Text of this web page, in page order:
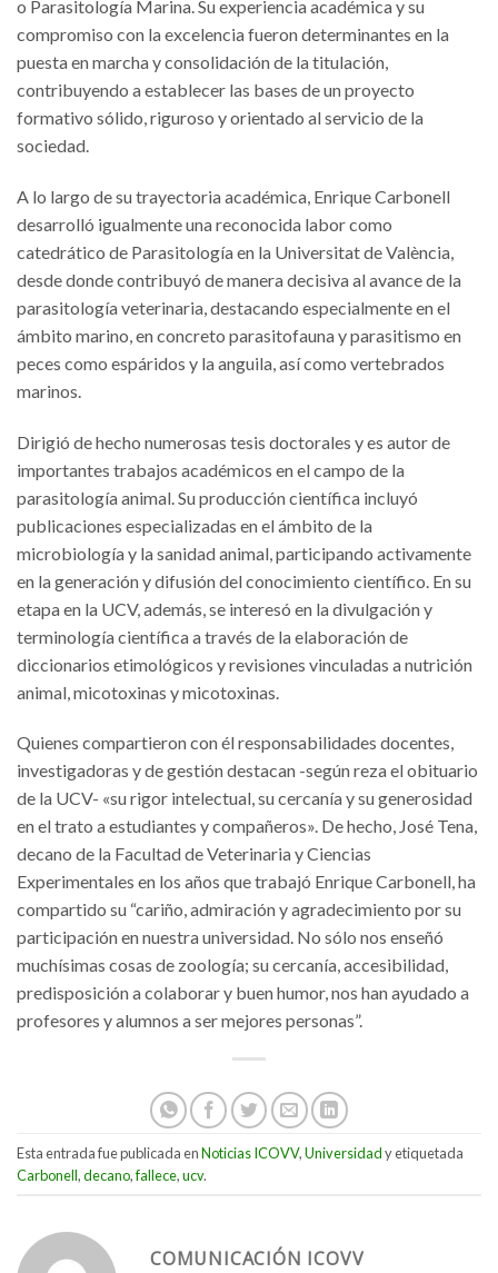
o Parasitología Marina. Su experiencia académica y su
compromiso con la excelencia fueron determinantes en la
puesta en marcha y consolidación de la titulación,
contribuyendo a establecer las bases de un proyecto
formativo sólido, riguroso y orientado al servicio de la
sociedad.
A lo largo de su trayectoria académica, Enrique Carbonell
desarrolló igualmente una reconocida labor como
catedrático de Parasitología en la Universitat de València,
desde donde contribuyó de manera decisiva al avance de la
parasitología veterinaria, destacando especialmente en el
ámbito marino, en concreto parasitofauna y parasitismo en
peces como espáridos y la anguila, así como vertebrados
marinos.
Dirigió de hecho numerosas tesis doctorales y es autor de
importantes trabajos académicos en el campo de la
parasitología animal. Su producción científica incluyó
publicaciones especializadas en el ámbito de la
microbiología y la sanidad animal, participando activamente
en la generación y difusión del conocimiento científico. En su
etapa en la UCV, además, se interesó en la divulgación y
terminología científica a través de la elaboración de
diccionarios etimológicos y revisiones vinculadas a nutrición
animal, micotoxinas y micotoxinas.
Quienes compartieron con él responsabilidades docentes,
investigadoras y de gestión destacan -según reza el obituario
de la UCV- «su rigor intelectual, su cercanía y su generosidad
en el trato a estudiantes y compañeros». De hecho, José Tena,
decano de la Facultad de Veterinaria y Ciencias
Experimentales en los años que trabajó Enrique Carbonell, ha
compartido su “cariño, admiración y agradecimiento por su
participación en nuestra universidad. No sólo nos enseñó
muchísimas cosas de zoología; su cercanía, accesibilidad,
predisposición a colaborar y buen humor, nos han ayudado a
profesores y alumnos a ser mejores personas”.
Esta entrada fue publicada enNoticias ICOVV,Universidady etiquetada
Carbonell,decano,fallece,ucv.
COMUNICACIÓN ICOVV